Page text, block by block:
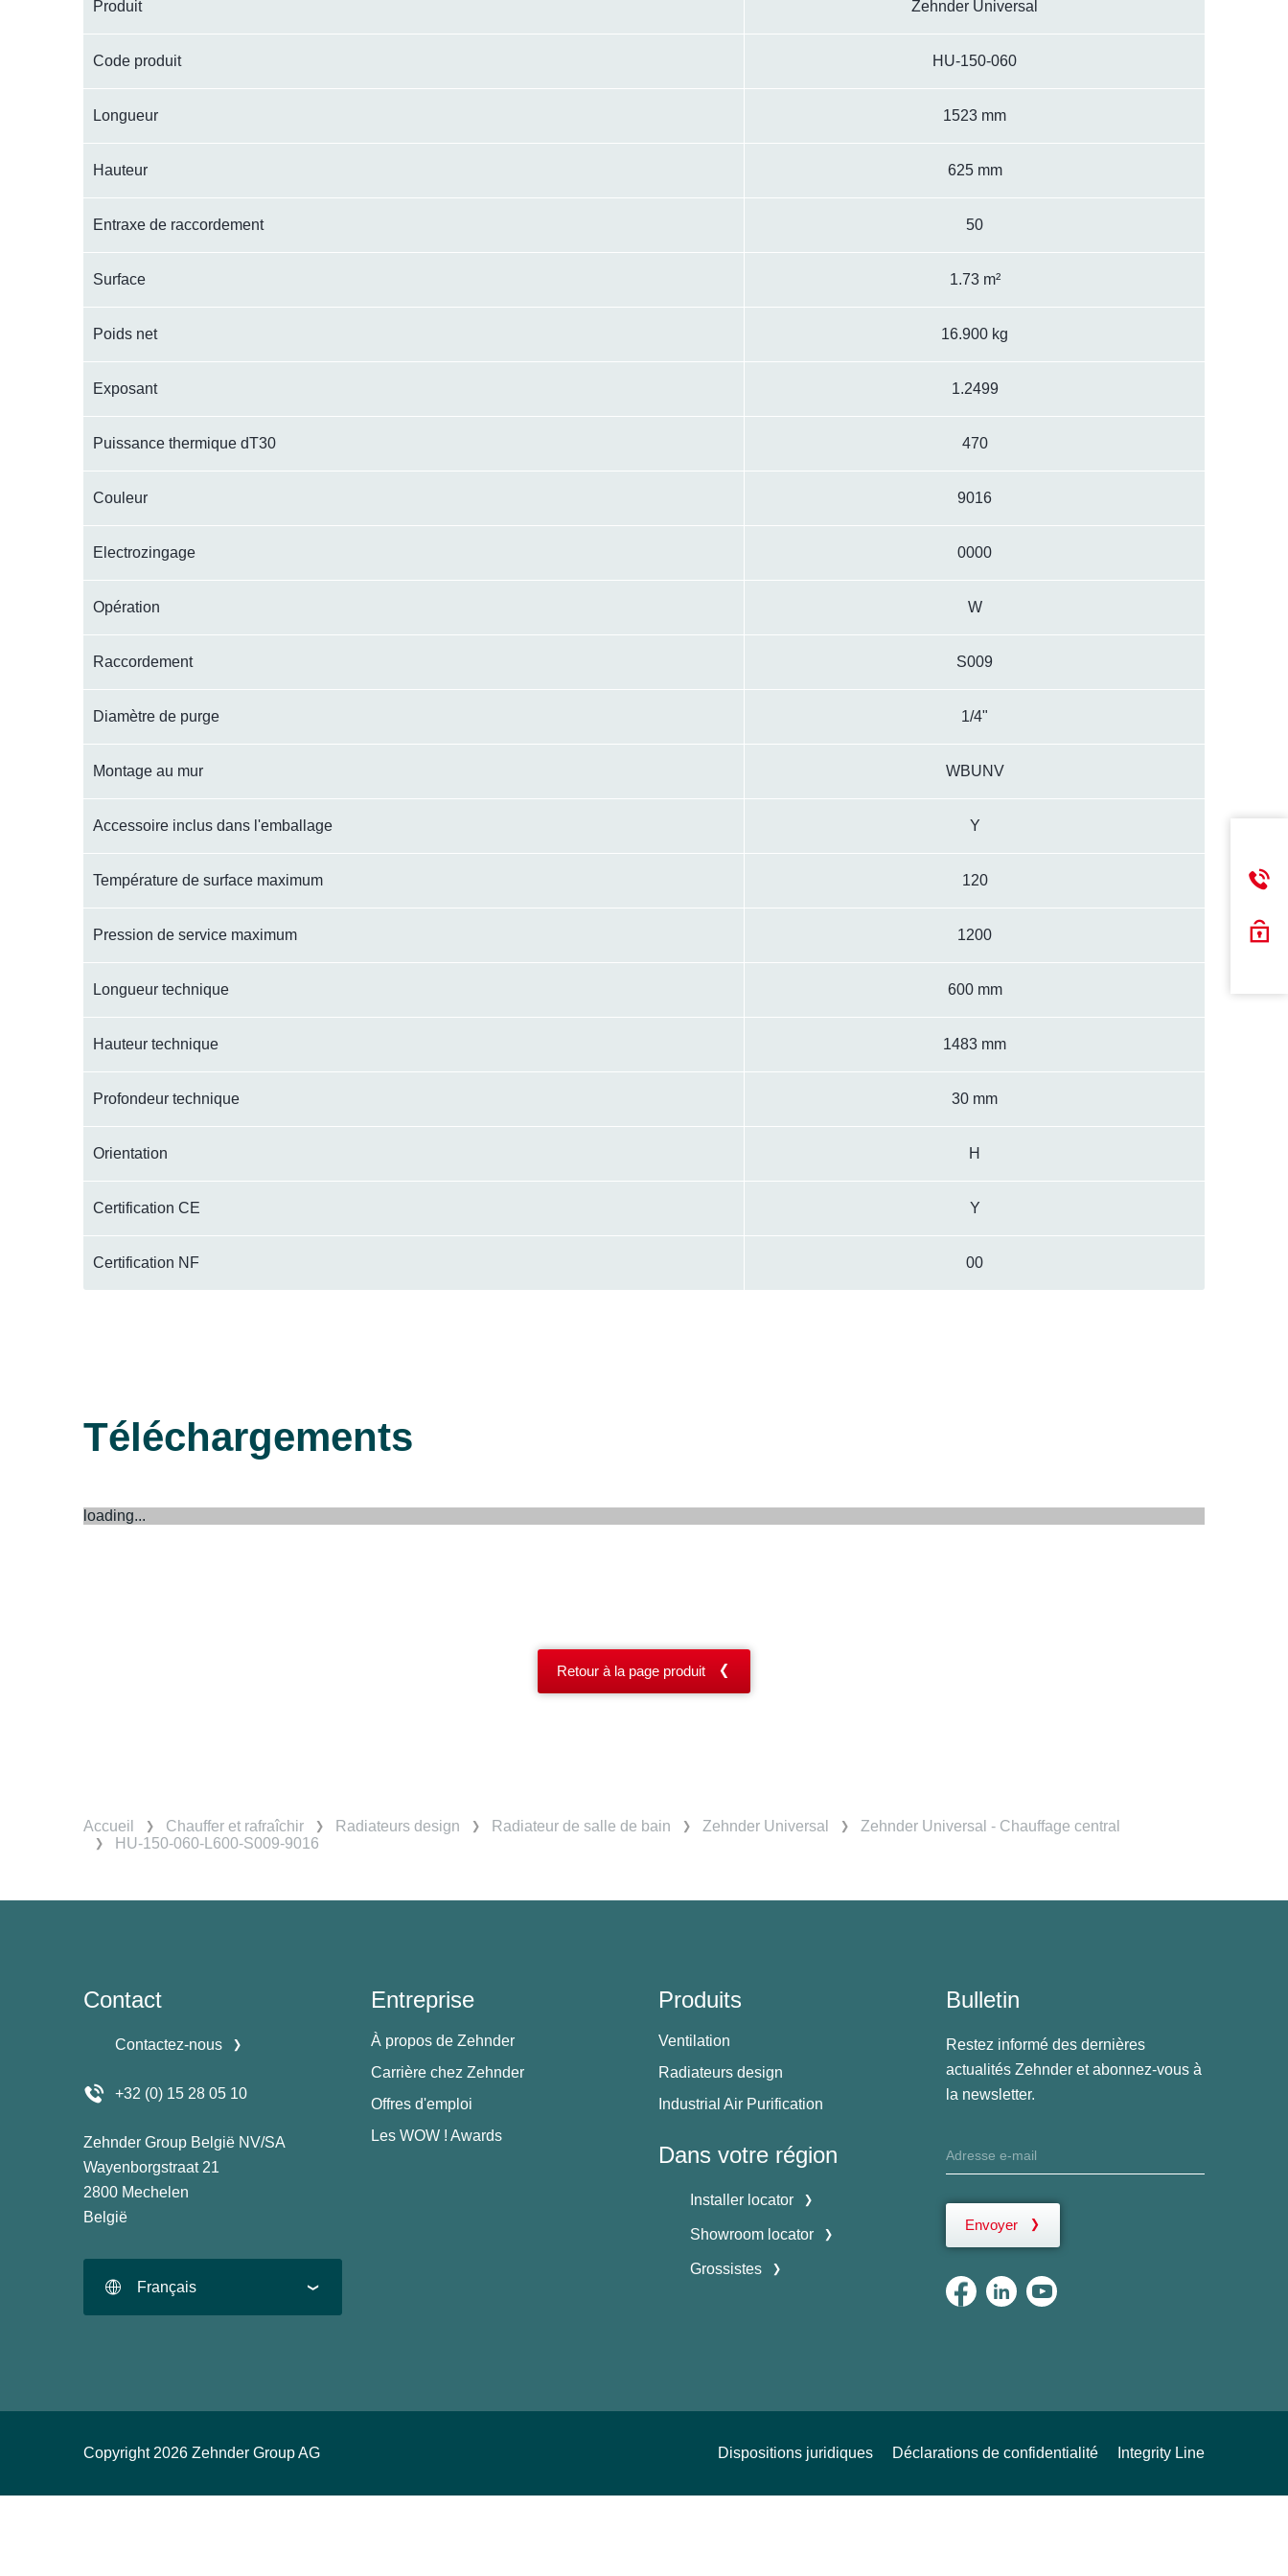
Produit Zehnder Universal
Code produit HU-150-060
Longueur 1523 mm
Hauteur 625 mm
Entraxe de raccordement 50
Surface 1.73 m²
Poids net 16.900 kg
Exposant 1.2499
Puissance thermique dT30 470
Couleur 9016
Electrozingage 0000
Opération W
Raccordement S009
Diamètre de purge 1/4"
Montage au mur WBUNV
Accessoire inclus dans l'emballage Y
Température de surface maximum 120
Pression de service maximum 1200
Longueur technique 600 mm
Hauteur technique 1483 mm
Profondeur technique 30 mm
Orientation H
Certification CE Y
Certification NF 00
Téléchargements
loading...
Retour à la page produit
Accueil Chauffer et rafraîchir Radiateurs design Radiateur de salle de bain Zehnder Universal
Zehnder Universal - Chauffage central
HU-150-060-L600-S009-9016
Contact
Contactez-nous
+32 (0) 15 28 05 10
Zehnder Group België NV/SA
Wayenborgstraat 21
2800 Mechelen
België
Français
Entreprise
À propos de Zehnder
Carrière chez Zehnder
Offres d'emploi
Les WOW ! Awards
Produits
Ventilation
Radiateurs design
Industrial Air Purification
Dans votre région
Installer locator
Showroom locator
Grossistes
Bulletin
Restez informé des dernières
actualités Zehnder et abonnez-vous à
la newsletter.
Envoyer
Copyright 2026 Zehnder Group AG Dispositions juridiques Déclarations de confidentialité Integrity Line